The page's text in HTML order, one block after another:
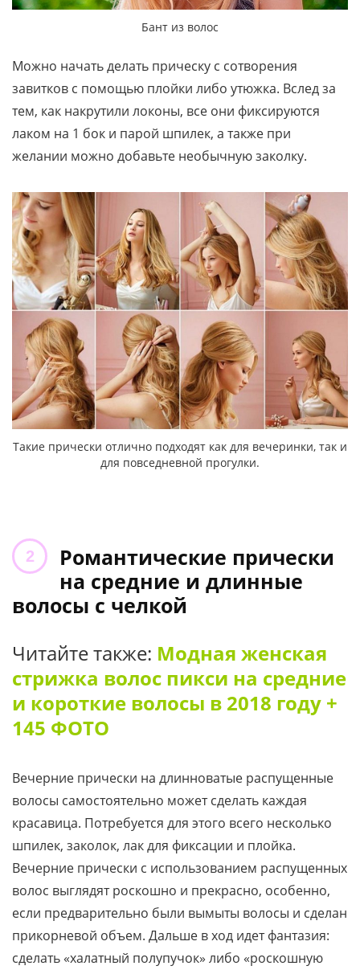
Бант из волос
Можно начать делать прическу с сотворения
завитков с помощью плойки либо утюжка. Вслед за
тем, как накрутили локоны, все они фиксируются
лаком на 1 бок и парой шпилек, а также при
желании можно добавьте необычную заколку.
Такие прически отлично подходят как для вечеринки, так и
для повседневной прогулки.
Романтические прически
на средние и длинные
волосы с челкой
Читайте также: Модная женская
стрижка волос пикси на средние
и короткие волосы в 2018 году +
145 ФОТО
Вечерние прически на длинноватые распущенные
волосы самостоятельно может сделать каждая
красавица. Потребуется для этого всего несколько
шпилек, заколок, лак для фиксации и плойка.
Вечерние прически с использованием распущенных
волос выглядят роскошно и прекрасно, особенно,
если предварительно были вымыты волосы и сделан
прикорневой объем. Дальше в ход идет фантазия:
сделать «халатный полупучок» либо «роскошную